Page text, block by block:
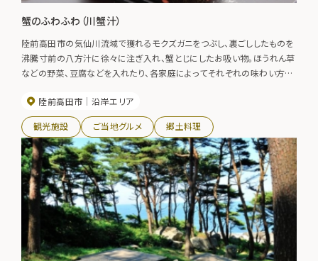
蟹のふわふわ（川蟹汁）
陸前高田市の気仙川流域で獲れるモクズガニをつぶし、裏ごししたものを
沸騰寸前の八方汁に徐々に注ぎ入れ、蟹とじにしたお吸い物。ほうれん草
などの野菜、豆腐などを入れたり、各家庭によってそれぞれの味わい方が
陸前高田市
沿岸エリア
観光施設 ご当地グルメ 郷土料理